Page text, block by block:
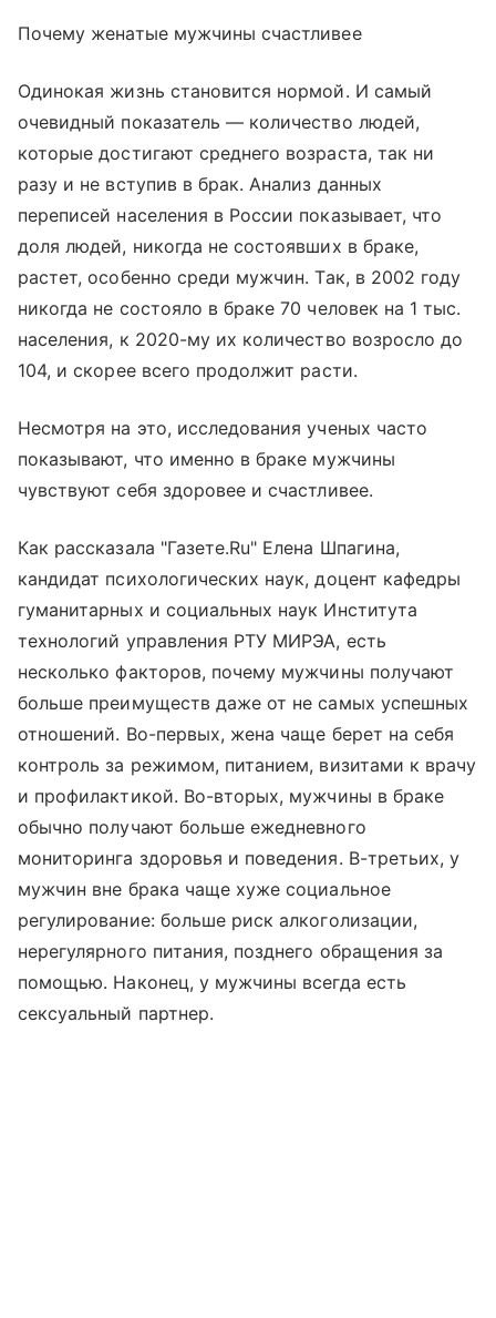
Почему женатые мужчины счастливее
Одинокая жизнь становится нормой. И самый
очевидный показатель — количество людей,
которые достигают среднего возраста, так ни
разу и не вступив в брак. Анализ данных
переписей населения в России показывает, что
доля людей, никогда не состоявших в браке,
растет, особенно среди мужчин. Так, в 2002 году
никогда не состояло в браке 70 человек на 1 тыс.
населения, к 2020-му их количество возросло до
104, и скорее всего продолжит расти.
Несмотря на это, исследования ученых часто
показывают, что именно в браке мужчины
чувствуют себя здоровее и счастливее.
Как рассказала "Газете.Ru" Елена Шпагина,
кандидат психологических наук, доцент кафедры
гуманитарных и социальных наук Института
технологий управления РТУ МИРЭА, есть
несколько факторов, почему мужчины получают
больше преимуществ даже от не самых успешных
отношений. Во-первых, жена чаще берет на себя
контроль за режимом, питанием, визитами к врачу
и профилактикой. Во-вторых, мужчины в браке
обычно получают больше ежедневного
мониторинга здоровья и поведения. В-третьих, у
мужчин вне брака чаще хуже социальное
регулирование: больше риск алкоголизации,
нерегулярного питания, позднего обращения за
помощью. Наконец, у мужчины всегда есть
сексуальный партнер.